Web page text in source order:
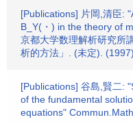
[Publications] 片岡,清臣:
B_Y(・) in the theory of
京都大学数理解析研究所
析的方法」. (未定). (1997)
[Publications] 谷島,賢二:
of the fundamental
equations"